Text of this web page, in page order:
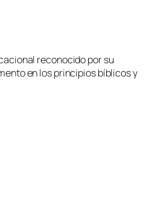
reconocido por su
en los principios bíblicos y